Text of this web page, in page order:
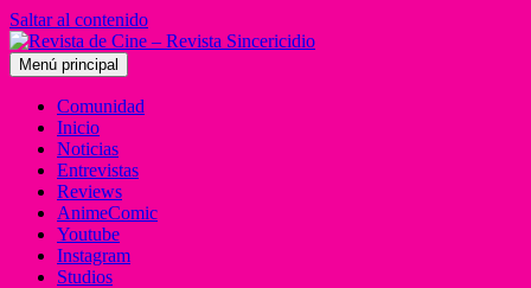
Saltar al contenido
Menú principal
Comunidad
Inicio
Noticias
Entrevistas
Reviews
AnimeComic
Youtube
Instagram
Studios